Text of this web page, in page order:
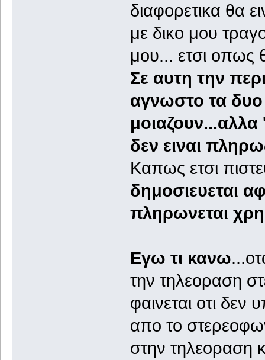
διαφορετικα θα
με δικο μου
μου... ετσι οπως
Σε αυτη την
αγνωστο τα δυο
μοιαζουν...αλλα
δεν ειναι
Καπως ετσι
δημοσιευεται
πληρωνεται
Εγω τι κανω
την τηλεοραση
φαινεται οτι δεν
απο το
στην τηλεοραση